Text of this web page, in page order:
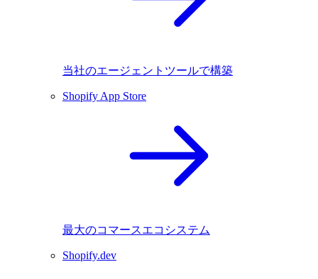
当社のエージェントツールで構築
Shopify App Store
最大のコマースエコシステム
Shopify.dev